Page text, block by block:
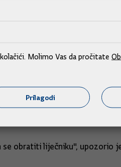
je niz epidemioloških
veterinarske službe bilo je u
se prenijeti i iz okoliša
obratiti liječniku", upozorio
Molimo Vas da pročitate
Prilagodi